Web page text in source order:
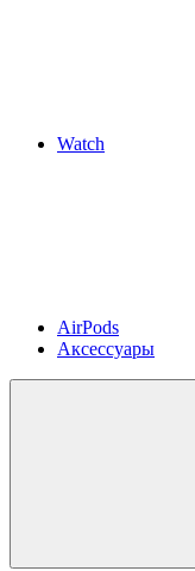
Watch
AirPods
Аксессуары